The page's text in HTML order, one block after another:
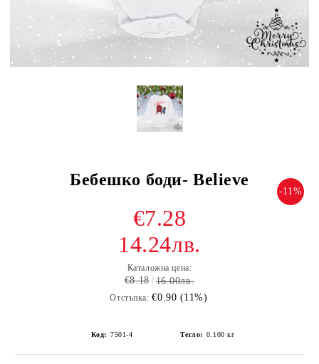
Бебешко боди- Believe
-11%
€7.28
14.24лв.
Каталожна цена:
€8.18 16.00лв.
Отстъпка: €0.90 (11%)
Код: 7501-4 Тегло: 0.100 кг